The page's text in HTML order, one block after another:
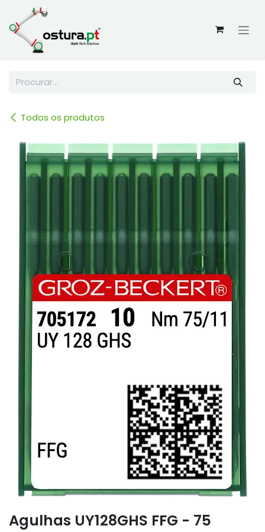
Skip to Content
Todos os produtos
Agulhas UY128GHS FFG - 75